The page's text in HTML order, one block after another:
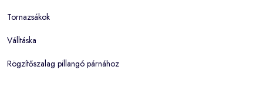
Tornazsákok
Válltáska
Rögzítőszalag pillangó párnához